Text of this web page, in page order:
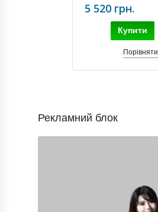
5 520 грн.
Купити
Порівняти
Рекламний блок